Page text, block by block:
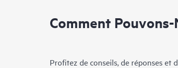
Comment
Profitez de conseils, de réponses et